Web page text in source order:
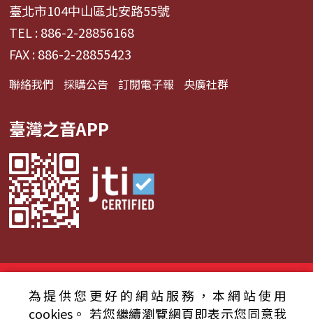
臺北市104中山區北安路55號
TEL : 886-2-28856168
FAX : 886-2-28855423
聯絡我們 採購公告 訂閱電子報 央廣社群
臺灣之音APP
© 2024財團法人中央廣播電臺 版權所有
資通安全政策聲明
服務條款 隱私權條款
為提供您更好的網站服務，本網站使用
cookies。 若您繼續瀏覽網頁即表示您同意我